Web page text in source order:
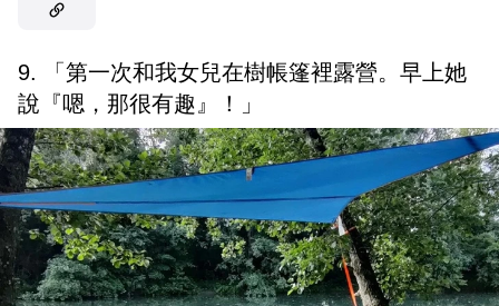
9. 「第一次和我女兒在樹帳篷裡露營。早上她
說『嗯，那很有趣』！」